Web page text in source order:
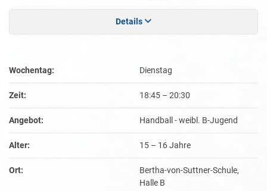
Details
Wochentag: Dienstag
Zeit: 18:45 – 20:30
Angebot: Handball - weibl. B-Jugend
Alter: 15 – 16 Jahre
Ort:
Bertha-von-Suttner-Schule,
Halle B